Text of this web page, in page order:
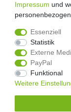
Impressum
Unsere
Impressum und
Essenziell
Statistik
Externe
PayPal
Funktional
Weitere
Impressum und
Essenziell
Statistik
Externe
PayPal
Funktional
Weitere